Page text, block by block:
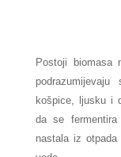
Postoji biomasa
košpice, ljusku i
da se
nastala iz